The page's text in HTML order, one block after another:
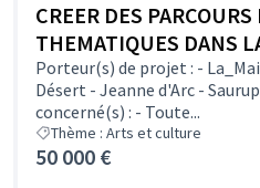
CREER DES
THEMATIQUES DANS
Porteur(s) de projet : -
Désert - Jeanne d'Arc -
concerné(s) : - Toute...
Thème : Arts et culture
50 000 €